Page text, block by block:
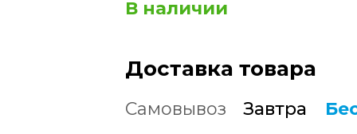
В наличии
Доставка товара
Самовывоз Завтра